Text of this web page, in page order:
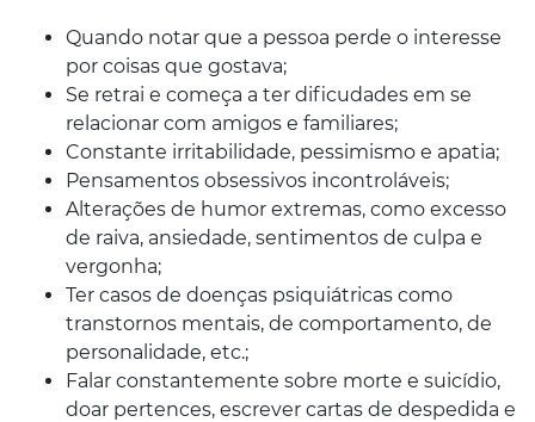
Quando notar que a pessoa perde o interesse
por coisas que gostava;
Se retrai e começa a ter dificudades em se
relacionar com amigos e familiares;
Constante irritabilidade, pessimismo e apatia;
Pensamentos obsessivos incontroláveis;
Alterações de humor extremas, como excesso
de raiva, ansiedade, sentimentos de culpa e
vergonha;
Ter casos de doenças psiquiátricas como
transtornos mentais, de comportamento, de
personalidade, etc.;
Falar constantemente sobre morte e suicídio,
doar pertences, escrever cartas de despedida e